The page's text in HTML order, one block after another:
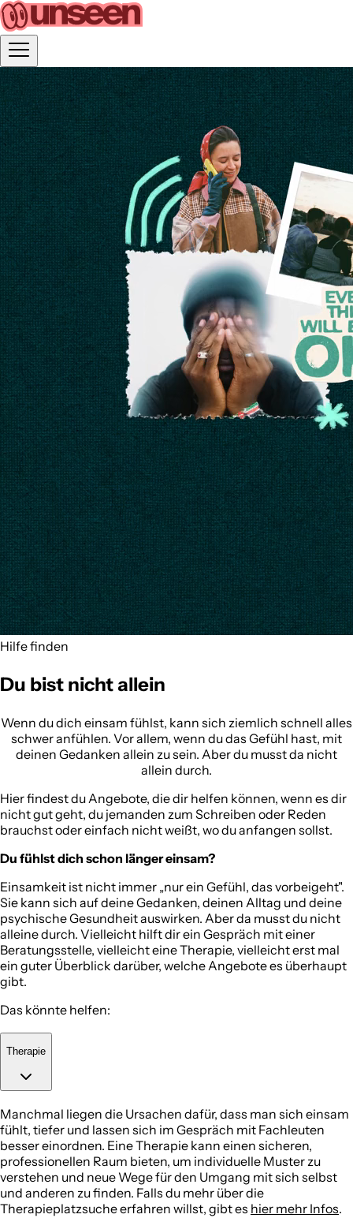
Hilfe finden
Du bist nicht allein
Wenn du dich einsam fühlst, kann sich ziemlich schnell alles
schwer anfühlen. Vor allem, wenn du das Gefühl hast, mit
deinen Gedanken allein zu sein. Aber du musst da nicht
allein durch.
Hier findest du Angebote, die dir helfen können, wenn es dir
nicht gut geht, du jemanden zum Schreiben oder Reden
brauchst oder einfach nicht weißt, wo du anfangen sollst.
Du fühlst dich schon länger einsam?
Einsamkeit ist nicht immer „nur ein Gefühl, das vorbeigeht".
Sie kann sich auf deine Gedanken, deinen Alltag und deine
psychische Gesundheit auswirken. Aber da musst du nicht
alleine durch. Vielleicht hilft dir ein Gespräch mit einer
Beratungsstelle, vielleicht eine Therapie, vielleicht erst mal
ein guter Überblick darüber, welche Angebote es überhaupt
gibt.
Das könnte helfen:
Therapie
Manchmal liegen die Ursachen dafür, dass man sich einsam
fühlt, tiefer und lassen sich im Gespräch mit Fachleuten
besser einordnen. Eine Therapie kann einen sicheren,
professionellen Raum bieten, um individuelle Muster zu
verstehen und neue Wege für den Umgang mit sich selbst
und anderen zu finden. Falls du mehr über die
Therapieplatzsuche erfahren willst, gibt es hier mehr Infos.